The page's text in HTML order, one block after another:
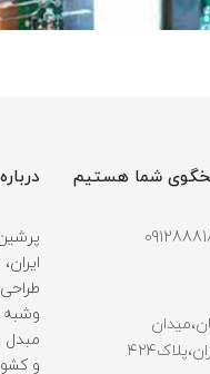
شما هستیم
وشبه
مبدل
و